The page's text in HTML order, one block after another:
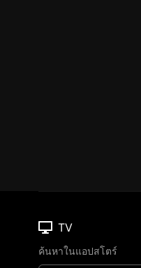
TV
ค้นหาในแอปสโตร์